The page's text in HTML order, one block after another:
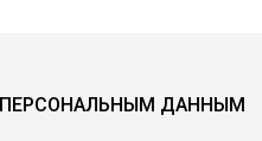
ДАННЫМ